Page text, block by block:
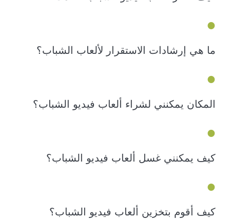
ما هي إرشادات الاستقرار لألعاب الشباب؟
المكان يمكنني لشراء ألعاب فيديو الشباب؟
كيف يمكنني غسل ألعاب فيديو الشباب؟
كيف أقوم بتخزين ألعاب فيديو الشباب؟